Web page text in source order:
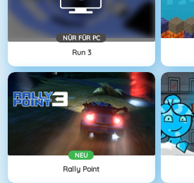
NÜR FÜR PC
Run 3
NEU
Rally Point